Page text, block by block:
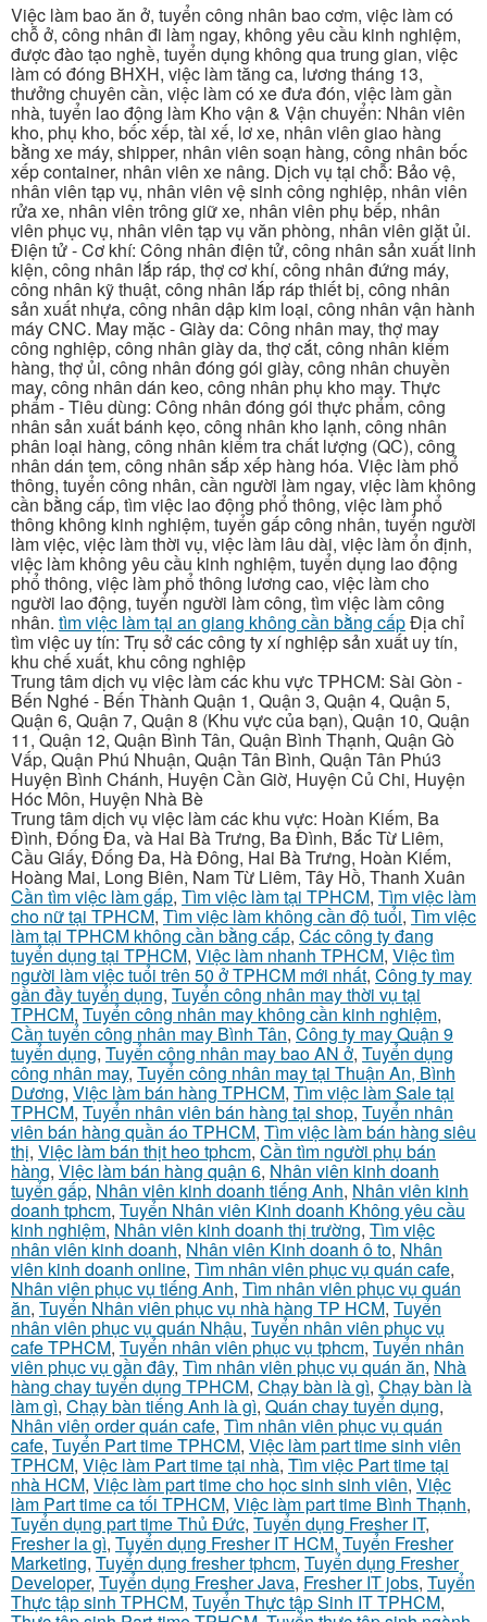
Việc làm bao ăn ở, tuyển công nhân bao cơm, việc làm có
chỗ ở, công nhân đi làm ngay, không yêu cầu kinh nghiệm,
được đào tạo nghề, tuyển dụng không qua trung gian, việc
làm có đóng BHXH, việc làm tăng ca, lương tháng 13,
thưởng chuyên cần, việc làm có xe đưa đón, việc làm gần
nhà, tuyển lao động làm Kho vận & Vận chuyển: Nhân viên
kho, phụ kho, bốc xếp, tài xế, lơ xe, nhân viên giao hàng
bằng xe máy, shipper, nhân viên soạn hàng, công nhân bốc
xếp container, nhân viên xe nâng. Dịch vụ tại chỗ: Bảo vệ,
nhân viên tạp vụ, nhân viên vệ sinh công nghiệp, nhân viên
rửa xe, nhân viên trông giữ xe, nhân viên phụ bếp, nhân
viên phục vụ, nhân viên tạp vụ văn phòng, nhân viên giặt ủi.
Điện tử - Cơ khí: Công nhân điện tử, công nhân sản xuất linh
kiện, công nhân lắp ráp, thợ cơ khí, công nhân đứng máy,
công nhân kỹ thuật, công nhân lắp ráp thiết bị, công nhân
sản xuất nhựa, công nhân dập kim loại, công nhân vận hành
máy CNC. May mặc - Giày da: Công nhân may, thợ may
công nghiệp, công nhân giày da, thợ cắt, công nhân kiểm
hàng, thợ ủi, công nhân đóng gói giày, công nhân chuyền
may, công nhân dán keo, công nhân phụ kho may. Thực
phẩm - Tiêu dùng: Công nhân đóng gói thực phẩm, công
nhân sản xuất bánh kẹo, công nhân kho lạnh, công nhân
phân loại hàng, công nhân kiểm tra chất lượng (QC), công
nhân dán tem, công nhân sắp xếp hàng hóa. Việc làm phổ
thông, tuyển công nhân, cần người làm ngay, việc làm không
cần bằng cấp, tìm việc lao động phổ thông, việc làm phổ
thông không kinh nghiệm, tuyển gấp công nhân, tuyển người
làm việc, việc làm thời vụ, việc làm lâu dài, việc làm ổn định,
việc làm không yêu cầu kinh nghiệm, tuyển dụng lao động
phổ thông, việc làm phổ thông lương cao, việc làm cho
người lao động, tuyển người làm công, tìm việc làm công
nhân. tìm việc làm tại an giang không cần bằng cấpĐịa chỉ
tìm việc uy tín: Trụ sở các công ty xí nghiệp sản xuất uy tín,
khu chế xuất, khu công nghiệp
Trung tâm dịch vụ việc làm các khu vực TPHCM: Sài Gòn -
Bến Nghé - Bến Thành Quận 1, Quận 3, Quận 4, Quận 5,
Quận 6, Quận 7, Quận 8 (Khu vực của bạn), Quận 10, Quận
11, Quận 12, Quận Bình Tân, Quận Bình Thạnh, Quận Gò
Vấp, Quận Phú Nhuận, Quận Tân Bình, Quận Tân Phú3
Huyện Bình Chánh, Huyện Cần Giờ, Huyện Củ Chi, Huyện
Hóc Môn, Huyện Nhà Bè
Trung tâm dịch vụ việc làm các khu vực: Hoàn Kiếm, Ba
Đình, Đống Đa, và Hai Bà Trưng, Ba Đình, Bắc Từ Liêm,
Cầu Giấy, Đống Đa, Hà Đông, Hai Bà Trưng, Hoàn Kiếm,
Hoàng Mai, Long Biên, Nam Từ Liêm, Tây Hồ, Thanh Xuân
Cần tìm việc làm gấp, Tìm việc làm tại TPHCM, Tìm việc làm
cho nữ tại TPHCM, Tìm việc làm không cần độ tuổi, Tìm việc
làm tại TPHCM không cần bằng cấp, Các công ty đang
tuyển dụng tại TPHCM, Việc làm nhanh TPHCM, Việc tìm
người làm việc tuổi trên 50 ở TPHCM mới nhất, Công ty may
gần đầy tuyển dụng, Tuyển công nhân may thời vụ tại
TPHCM, Tuyển công nhân may không cần kinh nghiệm,
Cần tuyển công nhân may Bình Tân, Công ty may Quận 9
tuyển dụng, Tuyển công nhân may bao AN ở, Tuyển dụng
công nhân may, Tuyển công nhân may tại Thuận An, Bình
Dương, Việc làm bán hàng TPHCM, Tìm việc làm Sale tại
TPHCM, Tuyển nhân viên bán hàng tại shop, Tuyển nhân
viên bán hàng quần áo TPHCM, Tìm việc làm bán hàng siêu
thị, Việc làm bán thịt heo tphcm, Cần tìm người phụ bán
hàng, Việc làm bán hàng quận 6, Nhân viên kinh doanh
tuyển gấp, Nhân viên kinh doanh tiếng Anh, Nhân viên kinh
doanh tphcm, Tuyển Nhân viên Kinh doanh Không yêu cầu
kinh nghiệm, Nhân viên kinh doanh thị trường, Tìm việc
nhân viên kinh doanh, Nhân viên Kinh doanh ô to, Nhân
viên kinh doanh online, Tìm nhân viên phục vụ quán cafe,
Nhân viên phục vụ tiếng Anh, Tìm nhân viên phục vụ quán
ăn, Tuyển Nhân viên phục vụ nhà hàng TP HCM, Tuyển
nhân viên phục vụ quán Nhậu, Tuyển nhân viên phục vụ
cafe TPHCM, Tuyển nhân viên phục vụ tphcm, Tuyển nhân
viên phục vụ gần đây, Tìm nhân viên phục vụ quán ăn, Nhà
hàng chay tuyển dụng TPHCM, Chạy bàn là gì, Chạy bàn là
làm gì, Chạy bàn tiếng Anh là gì, Quán chay tuyển dụng,
Nhân viên order quán cafe, Tìm nhân viên phục vụ quán
cafe, Tuyển Part time TPHCM, Việc làm part time sinh viên
TPHCM, Việc làm Part time tại nhà, Tìm việc Part time tại
nhà HCM, Việc làm part time cho học sinh sinh viên, Việc
làm Part time ca tối TPHCM, Việc làm part time Bình Thạnh,
Tuyển dụng part time Thủ Đức, Tuyển dụng Fresher IT,
Fresher la gì, Tuyển dụng Fresher IT HCM, Tuyển Fresher
Marketing, Tuyển dụng fresher tphcm, Tuyển dụng Fresher
Developer, Tuyển dụng Fresher Java, Fresher IT jobs, Tuyển
Thực tập sinh TPHCM, Tuyển Thực tập Sinh IT TPHCM,